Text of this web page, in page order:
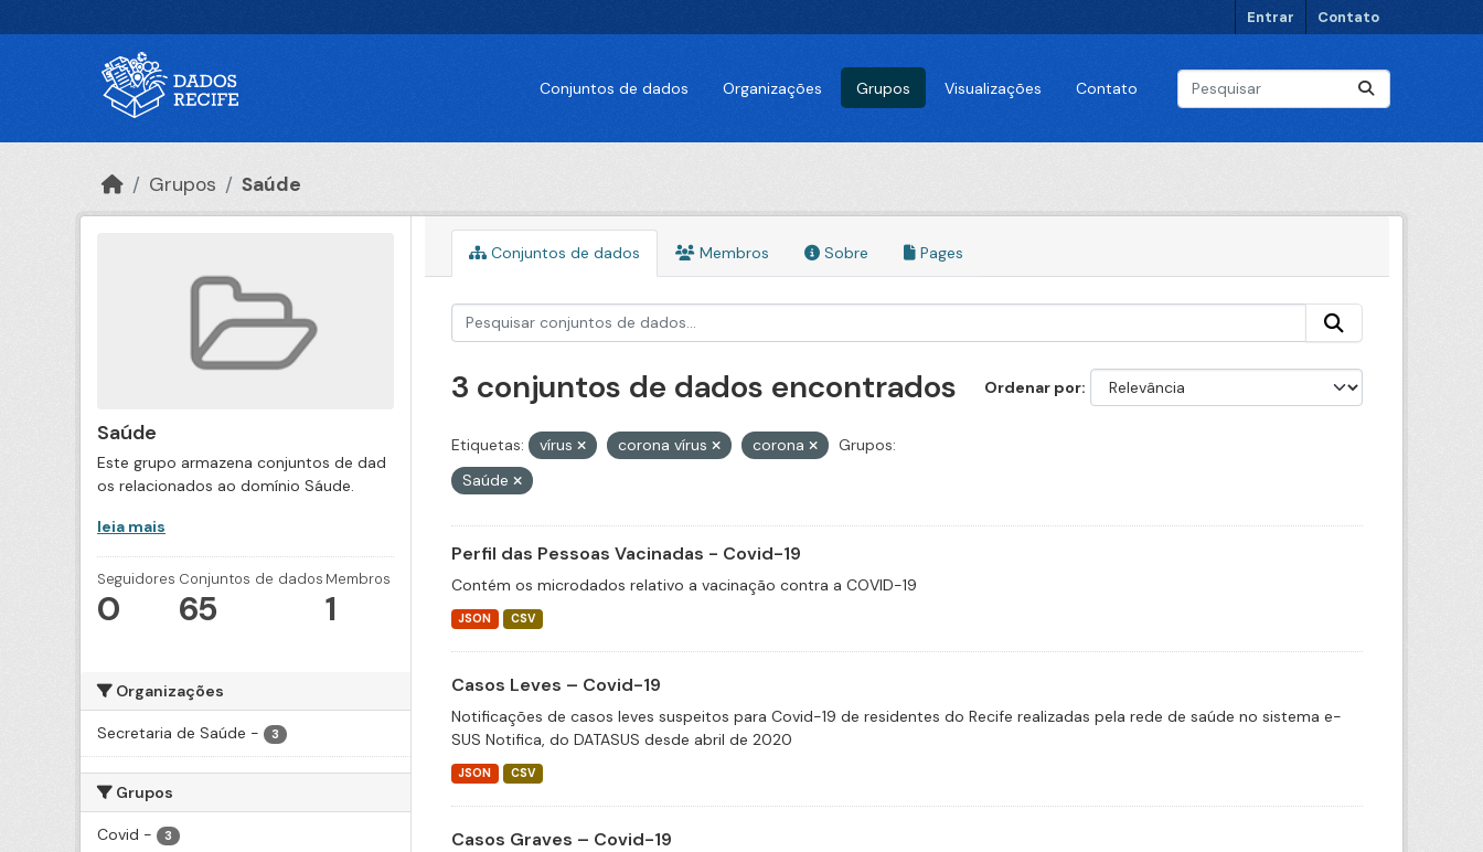
Entrar Contato
Conjuntos de dados Organizações Grupos Visualizações Contato
Grupos Saúde
Saúde
Este grupo armazena conjuntos de dad
os relacionados ao domínio Sáude.
leia mais
Seguidores
0
Conjuntos de dados
65
Membros
1
Organizações
Secretaria de Saúde - 3
Grupos
Covid - 3
Conjuntos de dados Membros Sobre Pages
Ordenar por
3 conjuntos de dados encontrados
Etiquetas: vírus corona vírus corona
Grupos:
Saúde
Perfil das Pessoas Vacinadas - Covid-19
Contém os microdados relativo a vacinação contra a COVID-19
JSON CSV
Casos Leves – Covid-19
Notificações de casos leves suspeitos para Covid-19 de residentes do Recife realizadas pela rede de saúde no sistema e-
SUS Notifica, do DATASUS desde abril de 2020
JSON CSV
Casos Graves – Covid-19